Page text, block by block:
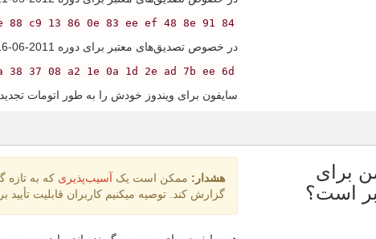
84 c5 13 5b 13 d1 53 96 7e 88 c9 13 86 0e 83 ee ef 48 8e 91
در خصوص تصدیق‌های معتبر برای دوره 2011-06-16 تا 2012-06-21، چاپ انگشت SHA1 عبارت است از:
37 08 a2 1e 0a 1d 2e ad 7b ee 6d
سایفون برای ویندوز خودش را به طور اتومات
برای
است؟
هشدار: ممکن است یک آسیب‌پذیری
گزارش کند. توصیه میکنیم کاربران قابلیت تأیید